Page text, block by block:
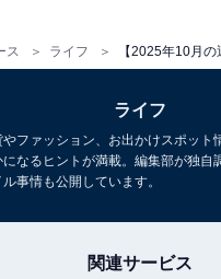
ス ライフ
ライフ
ファッション、お出かけスポット
になるヒントが満載。編集部が独自
事情も公開しています。
関連サービス